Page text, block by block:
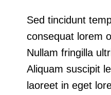
Sed tincidunt
consequat lorem
Nullam fringilla
Aliquam suscipit
laoreet in eget